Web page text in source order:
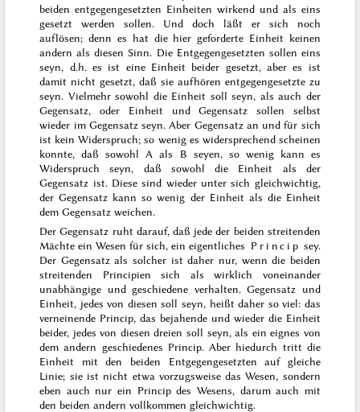
beiden entgegengesetzten Einheiten wirkend und als eins
gesetzt werden sollen. Und doch läßt er sich noch
auflösen; denn es hat die hier geforderte Einheit keinen
andern als diesen Sinn. Die Entgegengesetzten sollen eins
seyn, d.h. es ist eine Einheit beider gesetzt, aber es ist
damit nicht gesetzt, daß sie aufhören entgegengesetzte zu
seyn. Vielmehr sowohl die Einheit soll seyn, als auch der
Gegensatz, oder Einheit und Gegensatz sollen selbst
wieder im Gegensatz seyn. Aber Gegensatz an und für sich
ist kein Widerspruch; so wenig es widersprechend scheinen
konnte, daß sowohl A als B seyen, so wenig kann es
Widerspruch seyn, daß sowohl die Einheit als der
Gegensatz ist. Diese sind wieder unter sich gleichwichtig,
der Gegensatz kann so wenig der Einheit als die Einheit
dem Gegensatz weichen.
Der Gegensatz ruht darauf, daß jede der beiden streitenden
Mächte ein Wesen für sich, ein eigentliches Princip sey.
Der Gegensatz als solcher ist daher nur, wenn die beiden
streitenden Principien sich als wirklich voneinander
unabhängige und geschiedene verhalten. Gegensatz und
Einheit, jedes von diesen soll seyn, heißt daher so viel: das
verneinende Princip, das bejahende und wieder die Einheit
beider, jedes von diesen dreien soll seyn, als ein eignes von
dem andern geschiedenes Princip. Aber hiedurch tritt die
Einheit mit den beiden Entgegengesetzten auf gleiche
Linie; sie ist nicht etwa vorzugsweise das Wesen, sondern
eben auch nur ein Princip des Wesens, darum auch mit
den beiden andern vollkommen gleichwichtig.